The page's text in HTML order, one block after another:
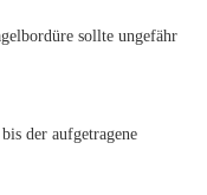
sollte ungefähr
der aufgetragene